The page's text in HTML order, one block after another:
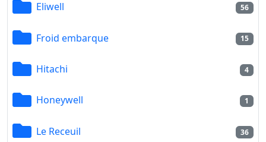
Eliwell 56
Froid embarque 15
Hitachi 4
Honeywell 1
Le Receuil 36